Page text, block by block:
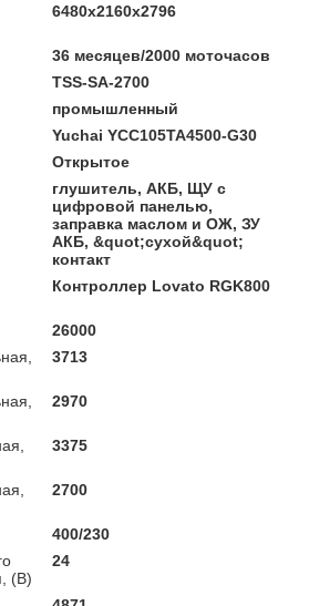
6480x2160x2796
36 месяцев/2000 моточасов
TSS-SA-2700
промышленный
Yuchai YCC105TA4500-G30
Открытое
глушитель, АКБ, ЩУ с
цифровой панелью,
заправка маслом и ОЖ, ЗУ
АКБ, &quot;сухой&quot;
контакт
Контроллер Lovato RGK800
26000
3713
2970
3375
2700
400/230
(В)
24